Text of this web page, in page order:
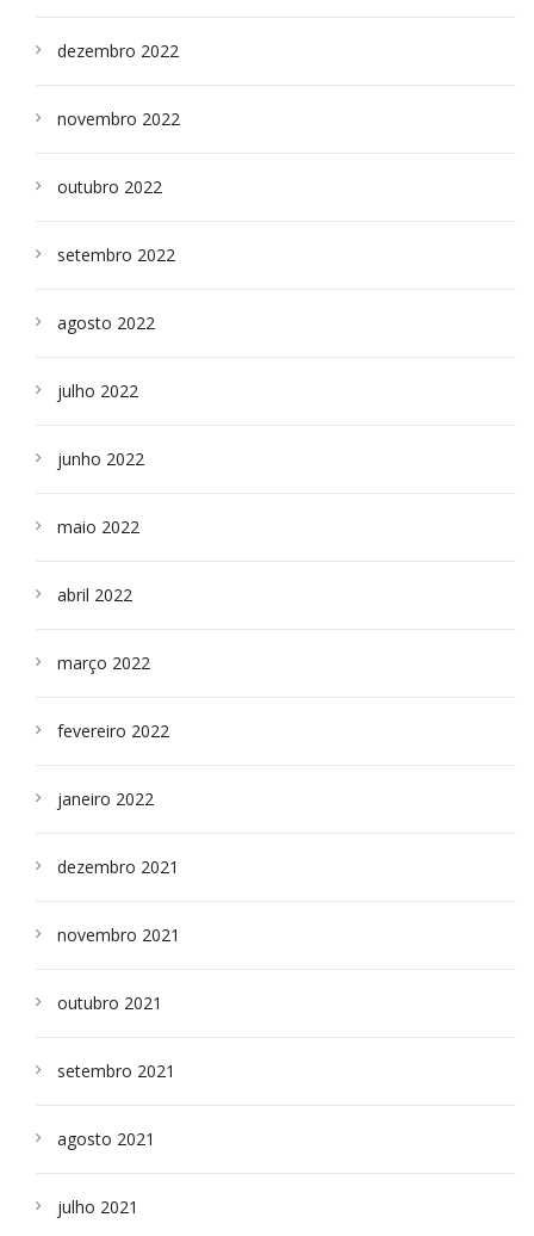
dezembro 2022
novembro 2022
outubro 2022
setembro 2022
agosto 2022
julho 2022
junho 2022
maio 2022
abril 2022
março 2022
fevereiro 2022
janeiro 2022
dezembro 2021
novembro 2021
outubro 2021
setembro 2021
agosto 2021
julho 2021